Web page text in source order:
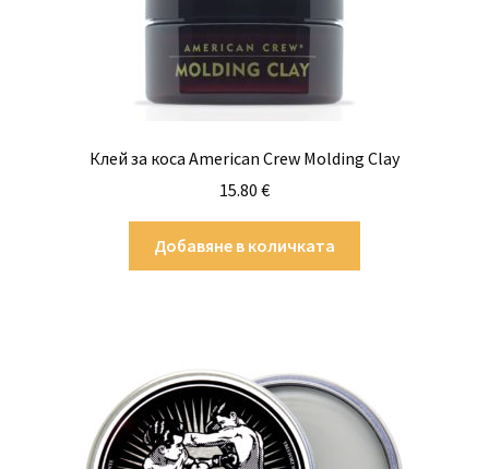
Клей за коса American Crew Molding Clay
15.80 €
Добавяне в количката